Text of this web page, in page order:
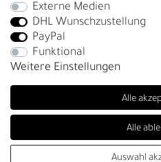
Montag - Freitag, 09:00 - 14:00
info@fronhofer.com
Gürtelmanufaktur Fronhofer,
© Copyright 2026 | Alle Rechte
Externe Medien
DHL Wunschzustellung
PayPal
Funktional
Weitere Einstellungen
Alle
Alle
Auswahl
(4.85 / 5)
Bewertungen bei: